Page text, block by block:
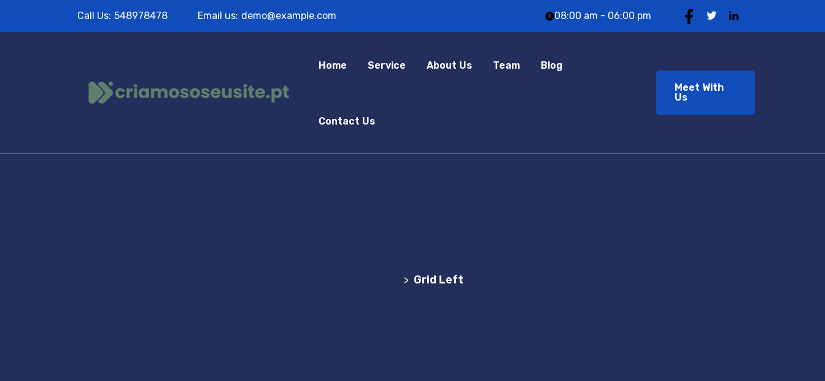
Call Us: 548978478 Email us: demo@example.com 08:00 am - 06:00 pm
Home Service About Us Team Blog
Contact Us
Meet With
Us
> Grid Left